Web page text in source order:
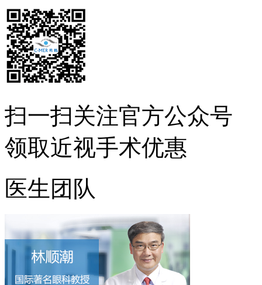
扫一扫关注官方公众号
领取近视手术优惠
医生团队